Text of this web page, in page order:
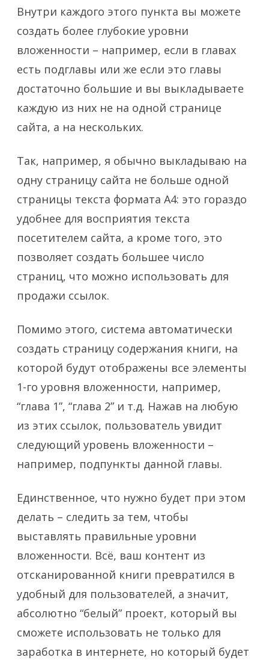
Внутри каждого этого пункта вы можете
создать более глубокие уровни
вложенности – например, если в главах
есть подглавы или же если это главы
достаточно большие и вы выкладываете
каждую из них не на одной странице
сайта, а на нескольких.
Так, например, я обычно выкладываю на
одну страницу сайта не больше одной
страницы текста формата А4: это гораздо
удобнее для восприятия текста
посетителем сайта, а кроме того, это
позволяет создать большее число
страниц, что можно использовать для
продажи ссылок.
Помимо этого, система автоматически
создать страницу содержания книги, на
которой будут отображены все элементы
1-го уровня вложенности, например,
“глава 1”, “глава 2” и т.д. Нажав на любую
из этих ссылок, пользователь увидит
следующий уровень вложенности –
например, подпункты данной главы.
Единственное, что нужно будет при этом
делать – следить за тем, чтобы
выставлять правильные уровни
вложенности. Всё, ваш контент из
отсканированной книги превратился в
удобный для пользователей, а значит,
абсолютно “белый” проект, который вы
сможете использовать не только для
заработка в интернете, но который будет